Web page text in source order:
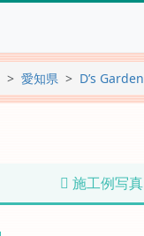
愛知県 D’s Garden
施工例写真